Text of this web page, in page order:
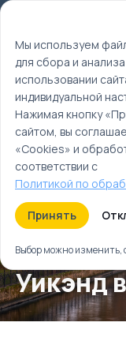
Главная
Туры
Уикэнд в
Уикэнд
Мы используем
для сбора и
использовании
индивидуальной
Нажимая кнопку
сайтом, вы
«Cookies» и
соответствии с
Политикой по
Принять
Выбор можно изменить,